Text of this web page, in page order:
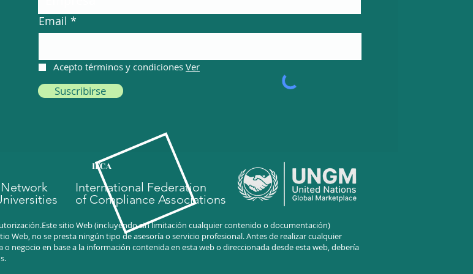
Email
Acepto términos y condiciones Ver
Suscribirse
IFCA
International Federation
of Compliance Associations
sitio Web (incluyendo sin limitación cualquier contenido o documentación)
Web, no se presta ningún tipo de asesoría o servicio profesional. Antes de realizar cualquier
negocio en base a la información contenida en esta web o direccionada desde esta web, debería